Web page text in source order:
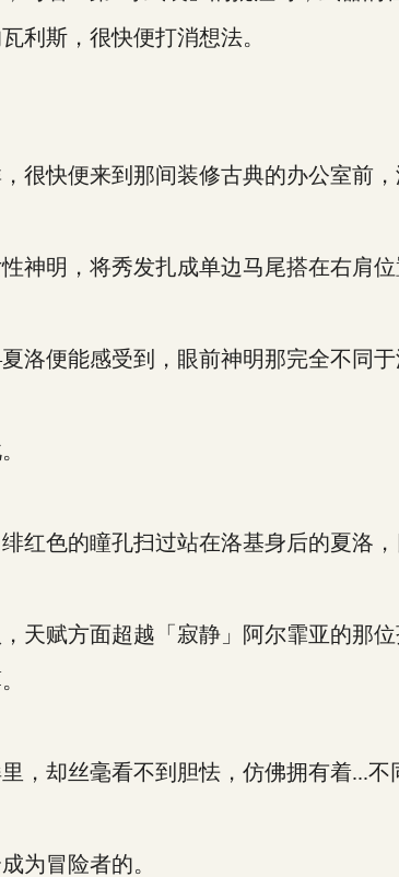
斯，很快便打消想法。
快便来到那间装修古典的办公室前，
明，将秀发扎成单边马尾搭在右肩位
能感受到，眼前神明那完全不同于
色的瞳孔扫过站在洛基身后的夏洛，
赋方面超越「寂静」阿尔霏亚的那位
却丝毫看不到胆怯，仿佛拥有着...不
冒险者的。